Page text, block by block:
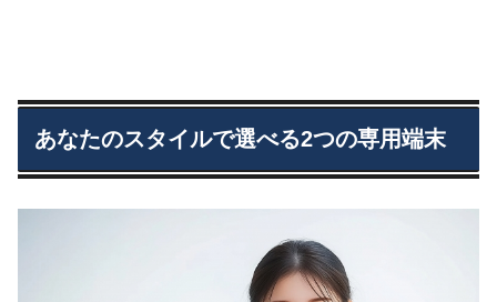
あなたのスタイルで選べる2つの専用端末